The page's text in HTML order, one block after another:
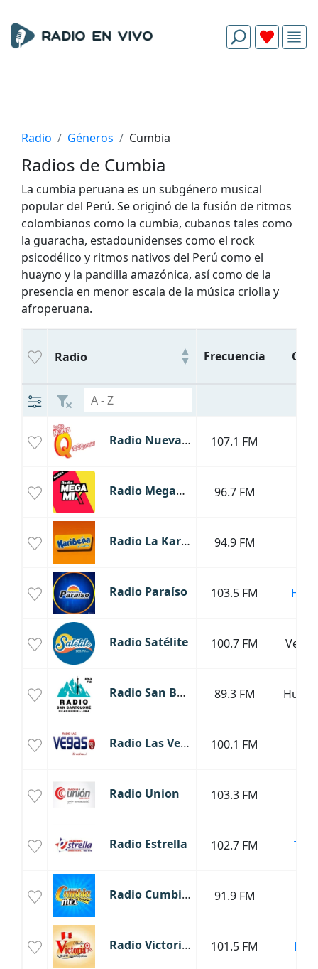
Radio Géneros Cumbia
Radios de Cumbia
La cumbia peruana es un subgénero musical
popular del Perú.​ Se originó de la fusión de ritmos
colombianos como la cumbia, cubanos tales como
la guaracha, estadounidenses como el rock
psicodélico y ritmos nativos del Perú como el
huayno y la pandilla amazónica,​ así como de la
presencia en menor escala de la música criolla y
afroperuana.
Radio Frecuencia
Radio Nueva Q 107.1 FM
Radio MegaMix 96.7 FM
Radio La Karibeña 94.9 FM
Radio Paraíso 103.5 FM
Radio Satélite 100.7 FM
Radio San Bartolomé 89.3 FM
Radio Las Vegas 100.1 FM
Radio Union 103.3 FM
Radio Estrella 102.7 FM
Radio Cumbia MIX 91.9 FM
Radio Victoria Huaral 101.5 FM